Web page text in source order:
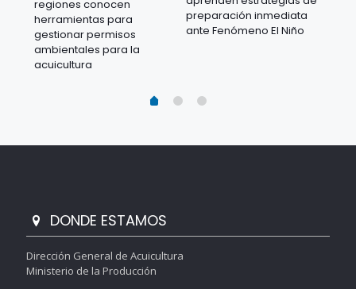
regiones conocen
herramientas para
gestionar permisos
ambientales para la
acuicultura
preparación inmediata
ante Fenómeno El Niño
DONDE ESTAMOS
Dirección General de Acuicultura
Ministerio de la Producción